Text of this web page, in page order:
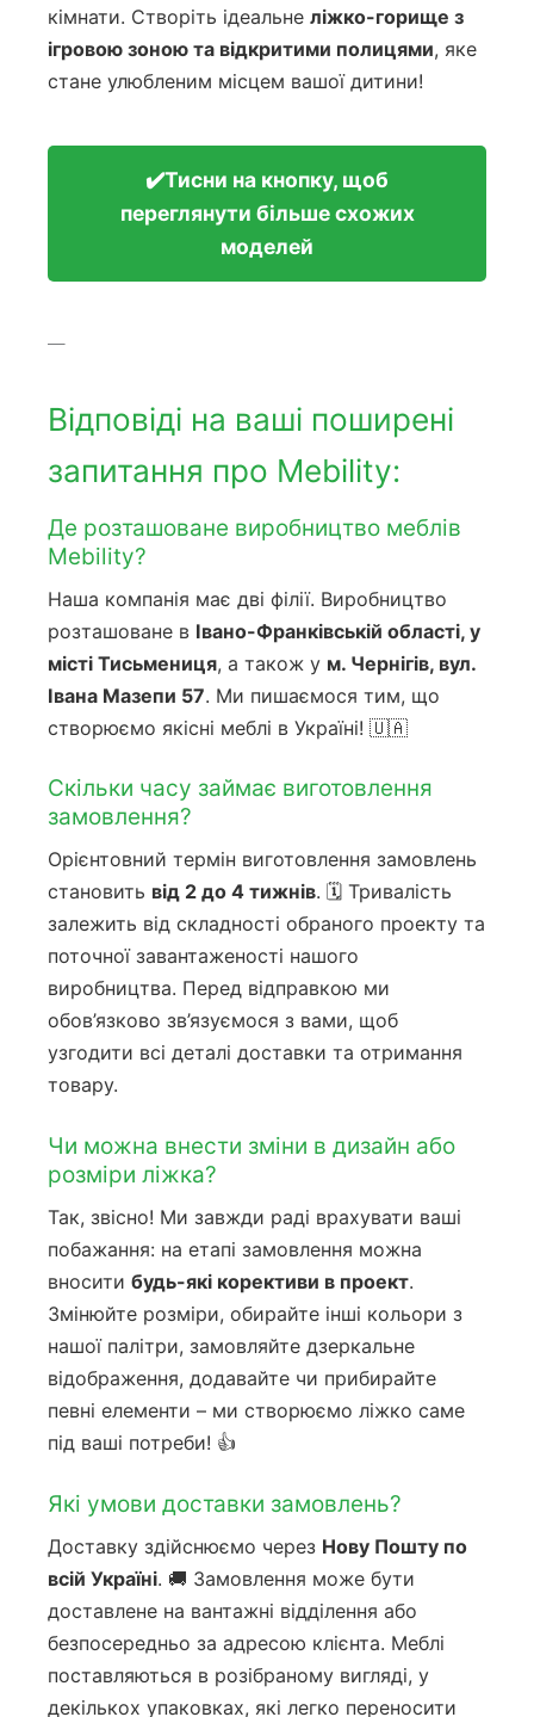
кімнати. Створіть ідеальне ліжко-горище з
ігровою зоною та відкритими полицями, яке
стане улюбленим місцем вашої дитини!
✔️Тисни на кнопку, щоб
переглянути більше схожих
моделей
—
Відповіді на ваші поширені
запитання про Mebility:
Де розташоване виробництво меблів
Mebility?
Наша компанія має дві філії. Виробництво
розташоване в Івано-Франківській області, у
місті Тисьмениця, а також у м. Чернігів, вул.
Івана Мазепи 57. Ми пишаємося тим, що
створюємо якісні меблі в Україні! 🇺🇦
Скільки часу займає виготовлення
замовлення?
Орієнтовний термін виготовлення замовлень
становить від 2 до 4 тижнів. 🗓️ Тривалість
залежить від складності обраного проекту та
поточної завантаженості нашого
виробництва. Перед відправкою ми
обов’язково зв’язуємося з вами, щоб
узгодити всі деталі доставки та отримання
товару.
Чи можна внести зміни в дизайн або
розміри ліжка?
Так, звісно! Ми завжди раді врахувати ваші
побажання: на етапі замовлення можна
вносити будь-які корективи в проект.
Змінюйте розміри, обирайте інші кольори з
нашої палітри, замовляйте дзеркальне
відображення, додавайте чи прибирайте
певні елементи – ми створюємо ліжко саме
під ваші потреби! 👍
Які умови доставки замовлень?
Доставку здійснюємо через Нову Пошту по
всій Україні. 🚚 Замовлення може бути
доставлене на вантажні відділення або
безпосередньо за адресою клієнта. Меблі
поставляються в розібраному вигляді, у
декількох упаковках, які легко переносити